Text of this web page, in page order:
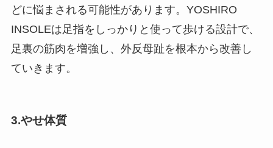
どに悩まされる可能性があります。YOSHIRO
INSOLEは足指をしっかりと使って歩ける設計で、
足裏の筋肉を増強し、外反母趾を根本から改善し
ていきます。
3.やせ体質